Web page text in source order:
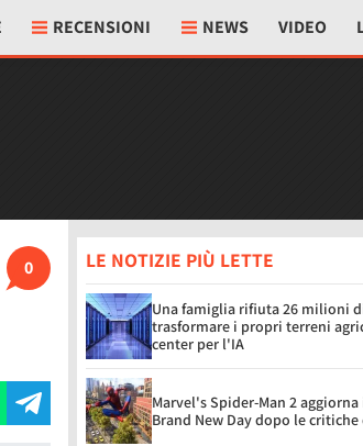
RECENSIONI NEWS VIDEO
0 LE NOTIZIE PIÙ LETTE
Una famiglia rifiuta 26 milioni
trasformare i propri terreni
center per l'IA
Marvel's Spider-Man 2
Brand New Day dopo le critiche